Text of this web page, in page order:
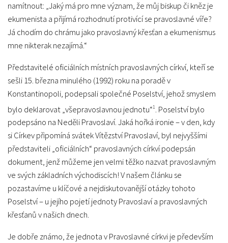
namítnout: „Jaký má pro mne význam, že můj biskup či kněz je
ekumenista a přijímá rozhodnutí protivící se pravoslavné víře?
Já chodím do chrámu jako pravoslavný křesťan a ekumenismus
mne nikterak nezajímá.“
Představitelé oficiálních místních pravoslavných církví, kteří se
sešli 15. března minulého (1992) roku na poradě v
Konstantinopoli, podepsali společné Poselství, jehož smyslem
bylo deklarovat „všepravoslavnou jednotu“1. Poselství bylo
podepsáno na Neděli Pravoslaví. Jaká hořká ironie – v den, kdy
si Církev připomíná svátek Vítězství Pravoslaví, byl nejvyššími
představiteli „oficiálních“ pravoslavných církví podepsán
dokument, jenž můžeme jen velmi těžko nazvat pravoslavným
ve svých základních východiscích! V našem článku se
pozastavíme u klíčové a nejdiskutovanější otázky tohoto
Poselství – u jejího pojetí jednoty Pravoslaví a pravoslavných
křesťanů v našich dnech.
Je dobře známo, že jednota v Pravoslavné církvi je především